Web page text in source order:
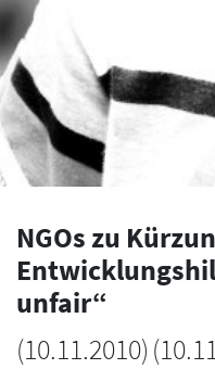
NGOs zu
unfair“
(10.11.2010)